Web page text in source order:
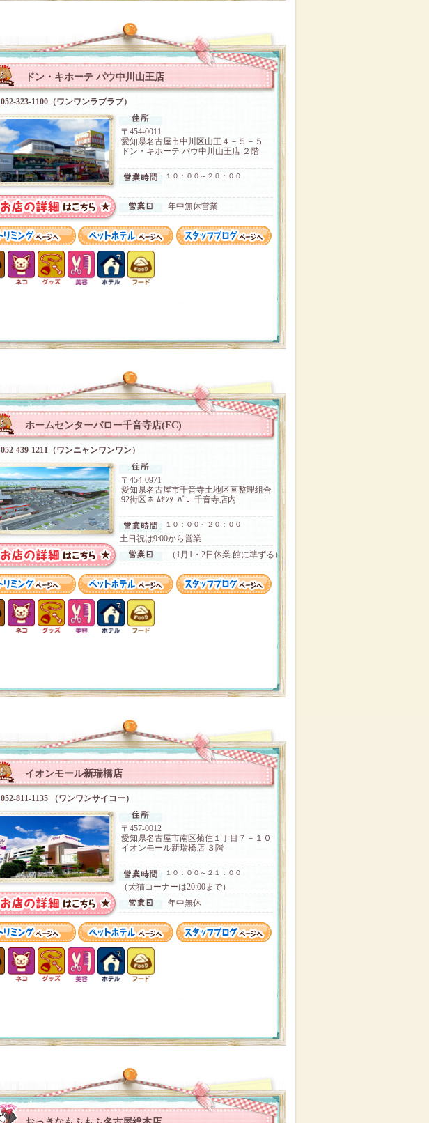
ドン・キホーテ パウ中川山王店
052-323-1100（ワンワンラブラブ）
〒454-0011
愛知県名古屋市中川区山王４－５－５
ドン・キホーテ パウ中川山王店 ２階
１０：００～２０：００
年中無休営業
ホームセンターバロー千音寺店(FC)
052-439-1211（ワンニャンワンワン）
〒454‐0971
愛知県名古屋市千音寺土地区画整理組合
92街区 ﾎｰﾑｾﾝﾀｰﾊﾞﾛｰ千音寺店内
１０：００～２０：００
土日祝は9:00から営業
（1月1・2日休業 館に準ずる）
イオンモール新瑞橋店
052-811-1135 （ワンワンサイコー）
〒457-0012
愛知県名古屋市南区菊住１丁目７－１０
イオンモール新瑞橋店 ３階
１０：００～２１：００
（犬猫コーナーは20:00まで）
年中無休